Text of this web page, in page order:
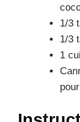
1/3
1/3
1